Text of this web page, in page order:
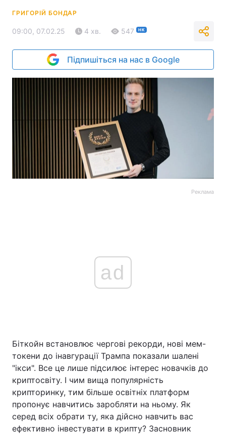
ГРИГОРІЙ БОНДАР
09:00, 07.02.25 4 хв. 547 НК
Підпишіться на нас в Google
Реклама
ad
Біткойн встановлює чергові рекорди, нові мем-
токени до інавгурації Трампа показали шалені
"ікси". Все це лише підсилює інтерес новачків до
криптосвіту. І чим вища популярність
крипторинку, тим більше освітніх платформ
пропонує навчитись заробляти на ньому. Як
серед всіх обрати ту, яка дійсно навчить вас
ефективно інвестувати в крипту? Засновник